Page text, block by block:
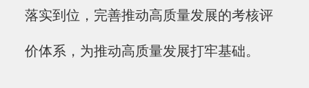
落实到位，完善推动高质量发展的考核评
价体系，为推动高质量发展打牢基础。